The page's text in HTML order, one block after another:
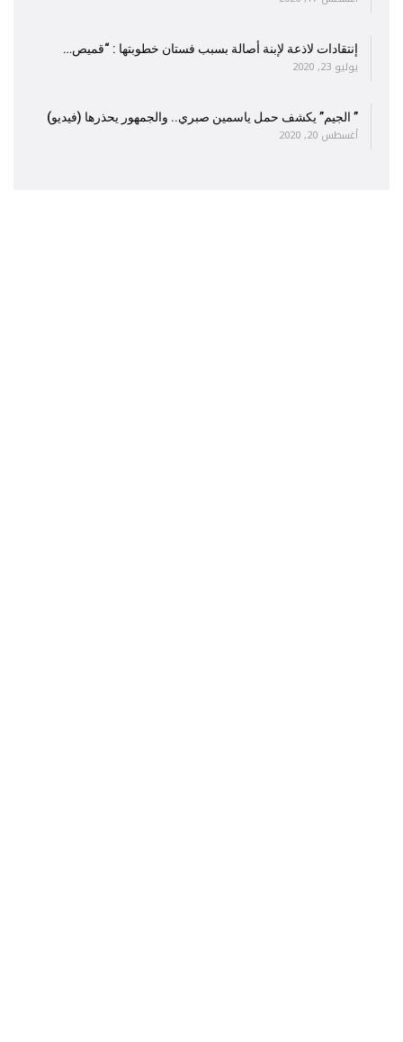
إنتقادات لاذعة لإبنة أصالة بسبب فستان خطوبتها : “قميص…
يوليو 23, 2020
” الجيم” يكشف حمل ياسمين صبري.. والجمهور يحذرها (فيديو)
أغسطس 20, 2020